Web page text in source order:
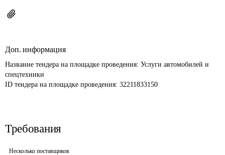
Доп. информация
Название тендера на площадке проведения: Услуги автомобилей и
спецтехники
ID тендера на площадке проведения: 32211833150
Требования
Несколько поставщиков